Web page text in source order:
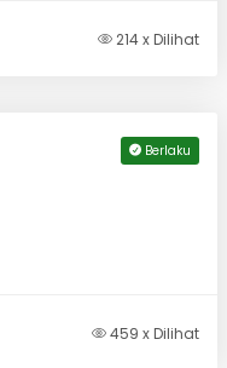
214 x Dilihat
Berlaku
459 x Dilihat